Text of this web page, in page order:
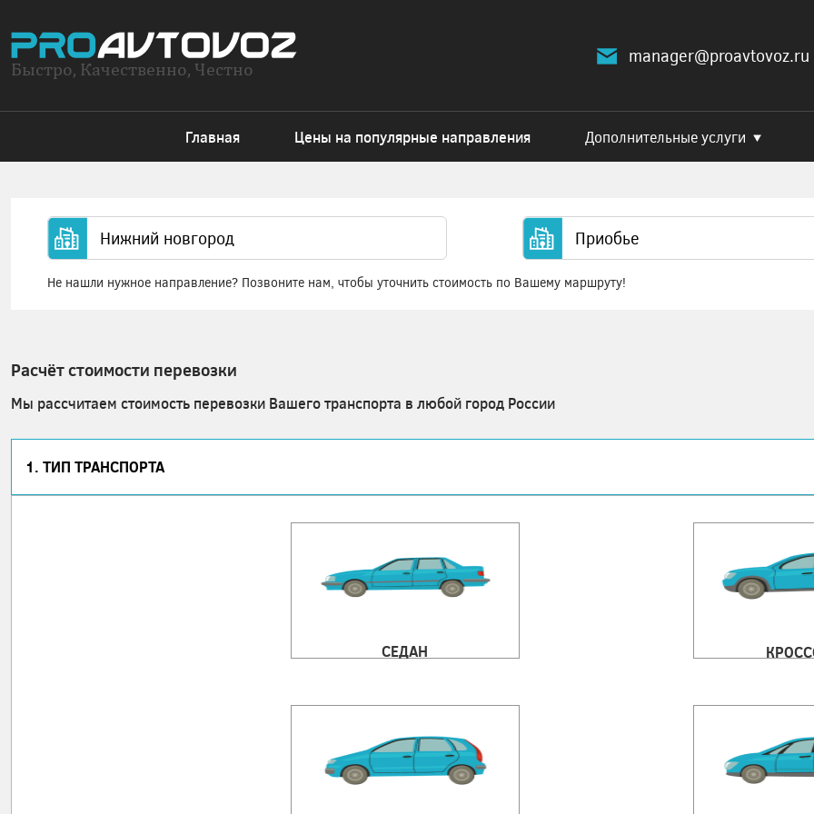
Быстро, Качественно, Честно
manager@proavtovoz.ru
Главная Цены на популярные направления Дополнительные услуги
Не нашли нужное направление? Позвоните нам, чтобы уточнить стоимость по Вашему маршруту!
Расчёт стоимости перевозки
Мы рассчитаем стоимость перевозки Вашего транспорта в любой город России
1. ТИП ТРАНСПОРТА
СЕДАН